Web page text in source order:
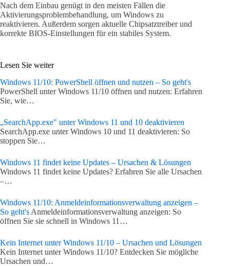
Nach dem Einbau genügt in den meisten Fällen die
Aktivierungsproblembehandlung, um Windows zu
reaktivieren. Außerdem sorgen aktuelle Chipsatztreiber und
korrekte BIOS-Einstellungen für ein stabiles System.
Lesen Sie weiter
Windows 11/10: PowerShell öffnen und nutzen – So geht's
PowerShell unter Windows 11/10 öffnen und nutzen: Erfahren
Sie, wie…
„SearchApp.exe" unter Windows 11 und 10 deaktivieren
SearchApp.exe unter Windows 10 und 11 deaktivieren: So
stoppen Sie…
Windows 11 findet keine Updates – Ursachen & Lösungen
Windows 11 findet keine Updates? Erfahren Sie alle Ursachen
–…
Windows 11/10: Anmeldeinformationsverwaltung anzeigen –
So geht's Anmeldeinformationsverwaltung anzeigen: So
öffnen Sie sie schnell in Windows 11…
Kein Internet unter Windows 11/10 – Ursachen und Lösungen
Kein Internet unter Windows 11/10? Entdecken Sie mögliche
Ursachen und…